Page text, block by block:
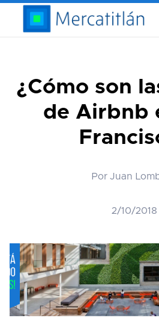
¿Cómo son
de Airbnb
Por Juan
2/10/2018